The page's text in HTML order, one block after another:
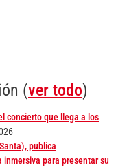
(ver todo)
concierto que llega a los
publica
para presentar su